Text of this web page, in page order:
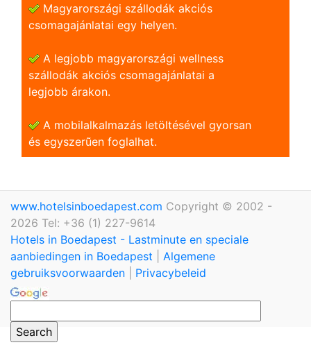
Magyarországi szállodák akciós
csomagajánlatai egy helyen.
A legjobb magyarországi wellness
szállodák akciós csomagajánlatai a
legjobb árakon.
A mobilalkalmazás letöltésével gyorsan
és egyszerũen foglalhat.
www.hotelsinboedapest.com Copyright © 2002 -
2026 Tel: +36 (1) 227-9614
Hotels in Boedapest - Lastminute en speciale
aanbiedingen in Boedapest
Algemene
gebruiksvoorwaarden
Privacybeleid